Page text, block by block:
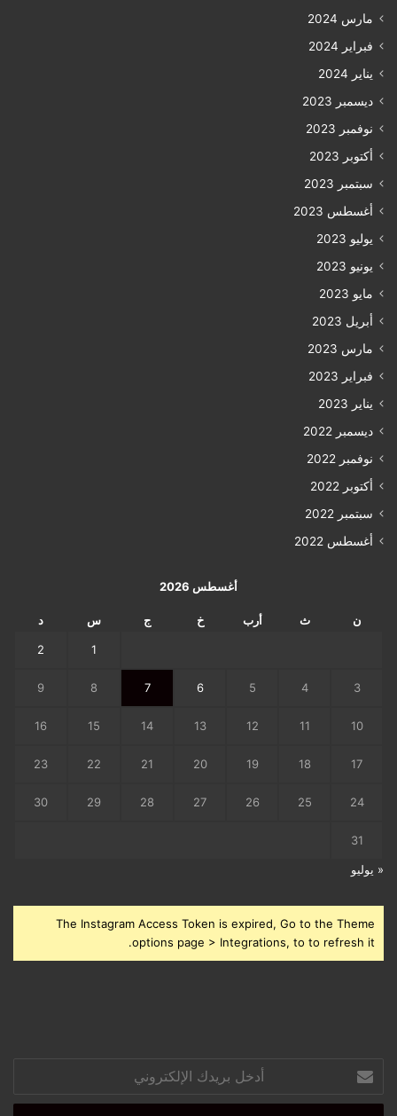
مارس 2024
فبراير 2024
يناير 2024
ديسمبر 2023
نوفمبر 2023
أكتوبر 2023
سبتمبر 2023
أغسطس 2023
يوليو 2023
يونيو 2023
مايو 2023
أبريل 2023
مارس 2023
فبراير 2023
يناير 2023
ديسمبر 2022
نوفمبر 2022
أكتوبر 2022
سبتمبر 2022
أغسطس 2022
أغسطس 2026
ن ث أرب خ ج س د
1
2
3
4
5
6
7
8
9
10
11
12
13
14
15
16
17
18
19
20
21
22
23
24
25
26
27
28
29
30
31
« يوليو
The Instagram Access Token is expired, Go to the Theme
options page > Integrations, to to refresh it.
بريدك
الإلكتروني